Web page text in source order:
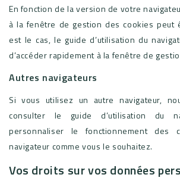
En fonction de la version de votre
à la fenêtre de gestion des cookies peut
est le cas, le guide d’utilisation du
d’accéder rapidement à la fenêtre de
Autres navigateurs
Si vous utilisez un autre navigateur,
consulter le guide d’utilisation du
personnaliser le fonctionnement des
navigateur comme vous le souhaitez.
Vos droits sur vos données